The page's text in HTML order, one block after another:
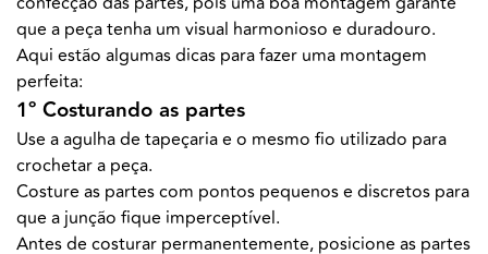
que a peça tenha um visual harmonioso e duradouro.
Aqui estão algumas dicas para fazer uma montagem
perfeita:
1º Costurando as partes
Use a agulha de tapeçaria e o mesmo fio utilizado para
crochetar a peça.
Costure as partes com pontos pequenos e discretos para
que a junção fique imperceptível.
Antes de costurar permanentemente, posicione as partes